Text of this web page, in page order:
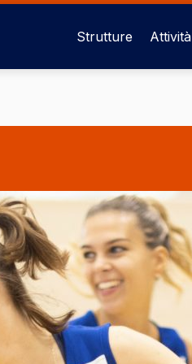
Navigazione
Strutture Attività